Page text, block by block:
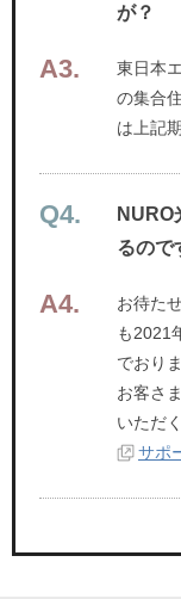
が？
東日本
の集合
は上記
NURO
るので
お待た
も2021
でおりま
お客さ
いただ
サポ